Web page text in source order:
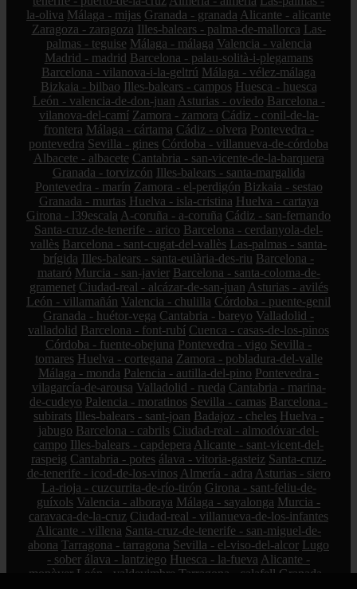
la-oliva Málaga - mijas Granada - granada Alicante - alicante
Zaragoza - zaragoza Illes-balears - palma-de-mallorca Las-
palmas - teguise Málaga - málaga Valencia - valencia
Madrid - madrid Barcelona - palau-solità-i-plegamans
Barcelona - vilanova-i-la-geltrú Málaga - vélez-málaga
Bizkaia - bilbao Illes-balears - campos Huesca - huesca
León - valencia-de-don-juan Asturias - oviedo Barcelona -
vilanova-del-camí Zamora - zamora Cádiz - conil-de-la-
frontera Málaga - cártama Cádiz - olvera Pontevedra -
pontevedra Sevilla - gines Córdoba - villanueva-de-córdoba
Albacete - albacete Cantabria - san-vicente-de-la-barquera
Granada - torvizcón Illes-balears - santa-margalida
Pontevedra - marín Zamora - el-perdigón Bizkaia - sestao
Granada - murtas Huelva - isla-cristina Huelva - cartaya
Girona - l39escala A-coruña - a-coruña Cádiz - san-fernando
Santa-cruz-de-tenerife - arico Barcelona - cerdanyola-del-
vallès Barcelona - sant-cugat-del-vallès Las-palmas - santa-
brígida Illes-balears - santa-eulària-des-riu Barcelona -
mataró Murcia - san-javier Barcelona - santa-coloma-de-
gramenet Ciudad-real - alcázar-de-san-juan Asturias - avilés
León - villamañán Valencia - chulilla Córdoba - puente-genil
Granada - huétor-vega Cantabria - bareyo Valladolid -
valladolid Barcelona - font-rubí Cuenca - casas-de-los-pinos
Córdoba - fuente-obejuna Pontevedra - vigo Sevilla -
tomares Huelva - cortegana Zamora - pobladura-del-valle
Málaga - monda Palencia - autilla-del-pino Pontevedra -
vilagarcía-de-arousa Valladolid - rueda Cantabria - marina-
de-cudeyo Palencia - moratinos Sevilla - camas Barcelona -
subirats Illes-balears - sant-joan Badajoz - cheles Huelva -
jabugo Barcelona - cabrils Ciudad-real - almodóvar-del-
campo Illes-balears - capdepera Alicante - sant-vicent-del-
raspeig Cantabria - potes álava - vitoria-gasteiz Santa-cruz-
de-tenerife - icod-de-los-vinos Almería - adra Asturias - siero
La-rioja - cuzcurrita-de-río-tirón Girona - sant-feliu-de-
guíxols Valencia - alboraya Málaga - sayalonga Murcia -
caravaca-de-la-cruz Ciudad-real - villanueva-de-los-infantes
Alicante - villena Santa-cruz-de-tenerife - san-miguel-de-
abona Tarragona - tarragona Sevilla - el-viso-del-alcor Lugo
- sober álava - lantziego Huesca - la-fueva Alicante -
monòver León - valdevimbre Tarragona - calafell Granada -